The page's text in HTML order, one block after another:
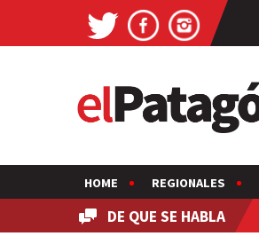
HOME REGIONALES
DE QUE SE HABLA